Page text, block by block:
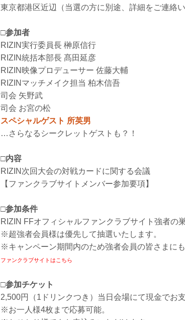
東京都港区近辺（当選の方に別途、詳細をご連絡い
□参加者
RIZIN実行委員長 榊原信行
RIZIN統括本部長 髙田延彦
RIZIN映像プロデューサー 佐藤大輔
RIZINマッチメイク担当 柏木信吾
司会 矢野武
司会 お宮の松
スペシャルゲスト 所英男
…さらなるシークレットゲストも？！
□内容
RIZIN次回大会の対戦カードに関する会議
【ファンクラブサイトメンバー参加要項】
□参加条件
RIZIN FFオフィシャルファンクラブサイト強者の
※超強者会員様は優先して抽選いたします。
※キャンペーン期間内のため強者会員の皆さまにも
ファンクラブサイトはこちら
□参加チケット
2,500円（1ドリンクつき）当日会場にて現金でお
※お一人様4枚まで応募可能。